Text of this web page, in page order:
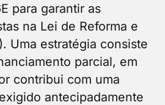
para garantir as
na Lei de Reforma e
Uma estratégia consiste
parcial, em
contribui com uma
antecipadamente